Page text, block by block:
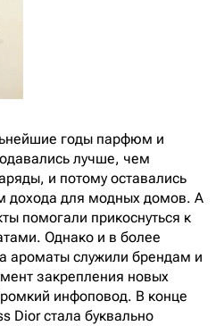
годы парфюм и
лучше, чем
и потому оставались
дохода для модных домов. А
помогали прикоснуться к
Однако и в более
ароматы служили брендам и
закрепления новых
инфоповод. В конце
Dior стала буквально